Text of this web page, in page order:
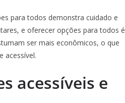
para todos demonstra cuidado e
e oferecer opções para todos é
ser mais econômicos, o que
acessível.
acessíveis e